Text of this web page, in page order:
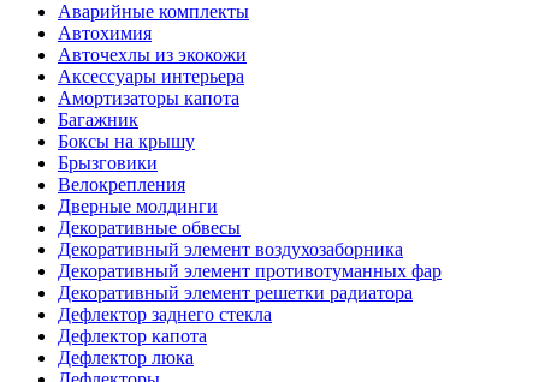
Аварийные комплекты
Автохимия
Авточехлы из экокожи
Аксессуары интерьера
Амортизаторы капота
Багажник
Боксы на крышу
Брызговики
Велокрепления
Дверные молдинги
Декоративные обвесы
Декоративный элемент воздухозаборника
Декоративный элемент противотуманных фар
Декоративный элемент решетки радиатора
Дефлектор заднего стекла
Дефлектор капота
Дефлектор люка